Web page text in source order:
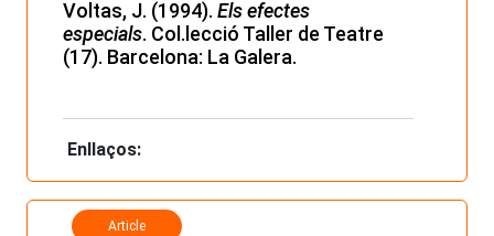
Voltas, J. (1994). Els efectes
especials. Col.lecció Taller de Teatre
(17). Barcelona: La Galera.
Enllaços:
Article